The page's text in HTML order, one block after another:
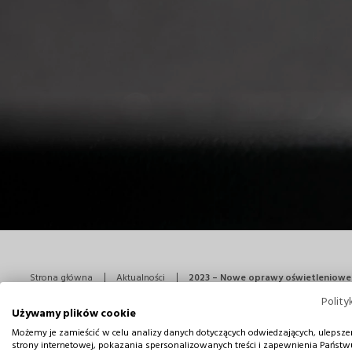
Strona główna Aktualności 2023 – Nowe oprawy oświetleniowe
2023 – Nowe oprawy
Używamy plików cookie
Możemy je zamieścić w celu analizy danych dotyczących odwiedzających,
strony internetowej, pokazania spersonalizowanych treści i zapewnienia